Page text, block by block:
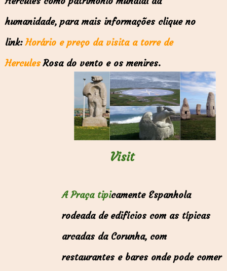
humanidade, para mais informações clique no
link:Horário e preço da visita a torre de
HerculesRosa do vento e os menires.
Visit
A Praça tipicamente Espanhola
rodeada de edifícios com as típicas
arcadas da Corunha, com
restaurantes e bares onde pode comer